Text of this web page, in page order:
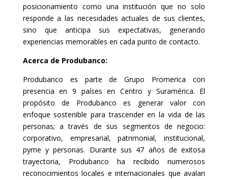
posicionamiento como una institución que no solo
responde a las necesidades actuales de sus clientes,
sino que anticipa sus expectativas, generando
experiencias memorables en cada punto de contacto.
Acerca de Produbanco:
Produbanco es parte de Grupo Promerica con
presencia en 9 países en Centro y Suramérica. El
propósito de Produbanco es generar valor con
enfoque sostenible para trascender en la vida de las
personas; a través de sus segmentos de negocio:
corporativo, empresarial, patrimonial, institucional,
pyme y personas. Durante sus 47 años de exitosa
trayectoria, Produbanco ha recibido numerosos
reconocimientos locales e internacionales que avalan